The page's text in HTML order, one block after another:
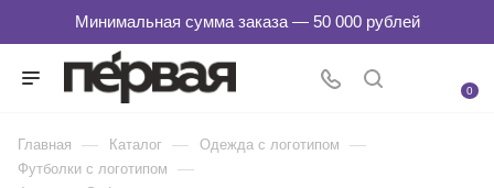
0
Главная — Каталог — Одежда с логотипом —
Футболки с логотипом —